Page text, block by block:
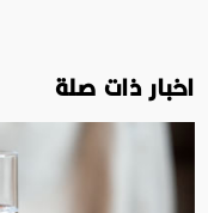
اخبار ذات صلة